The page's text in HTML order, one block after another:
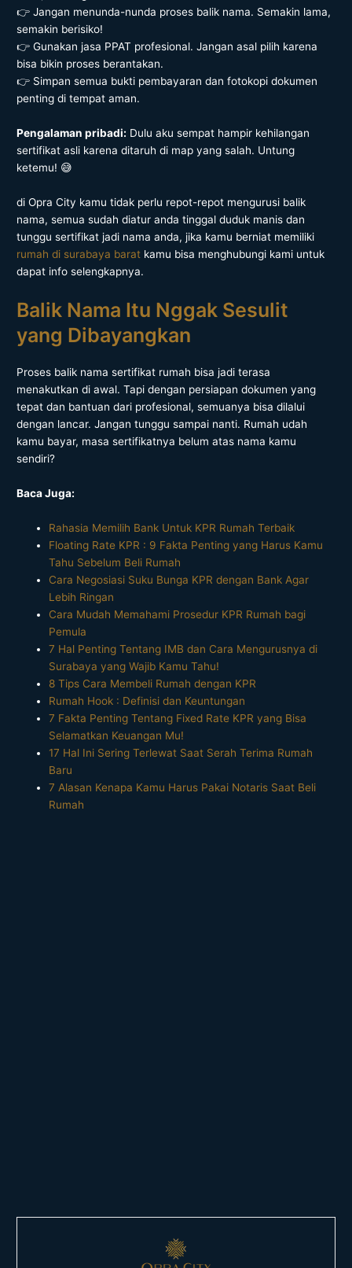
👉 Jangan menunda-nunda proses balik nama. Semakin lama,
semakin berisiko!
👉 Gunakan jasa PPAT profesional. Jangan asal pilih karena
bisa bikin proses berantakan.
👉 Simpan semua bukti pembayaran dan fotokopi dokumen
penting di tempat aman.
Pengalaman pribadi: Dulu aku sempat hampir kehilangan
sertifikat asli karena ditaruh di map yang salah. Untung
ketemu! 😅
di Opra City kamu tidak perlu repot-repot mengurusi balik
nama, semua sudah diatur anda tinggal duduk manis dan
tunggu sertifikat jadi nama anda, jika kamu berniat memiliki
rumah di surabaya barat kamu bisa menghubungi kami untuk
dapat info selengkapnya.
Balik Nama Itu Nggak Sesulit
yang Dibayangkan
Proses balik nama sertifikat rumah bisa jadi terasa
menakutkan di awal. Tapi dengan persiapan dokumen yang
tepat dan bantuan dari profesional, semuanya bisa dilalui
dengan lancar. Jangan tunggu sampai nanti. Rumah udah
kamu bayar, masa sertifikatnya belum atas nama kamu
sendiri?
Baca Juga:
Rahasia Memilih Bank Untuk KPR Rumah Terbaik
Floating Rate KPR : 9 Fakta Penting yang Harus Kamu
Tahu Sebelum Beli Rumah
Cara Negosiasi Suku Bunga KPR dengan Bank Agar
Lebih Ringan
Cara Mudah Memahami Prosedur KPR Rumah bagi
Pemula
7 Hal Penting Tentang IMB dan Cara Mengurusnya di
Surabaya yang Wajib Kamu Tahu!
8 Tips Cara Membeli Rumah dengan KPR
Rumah Hook : Definisi dan Keuntungan
7 Fakta Penting Tentang Fixed Rate KPR yang Bisa
Selamatkan Keuangan Mu!
17 Hal Ini Sering Terlewat Saat Serah Terima Rumah
Baru
7 Alasan Kenapa Kamu Harus Pakai Notaris Saat Beli
Rumah